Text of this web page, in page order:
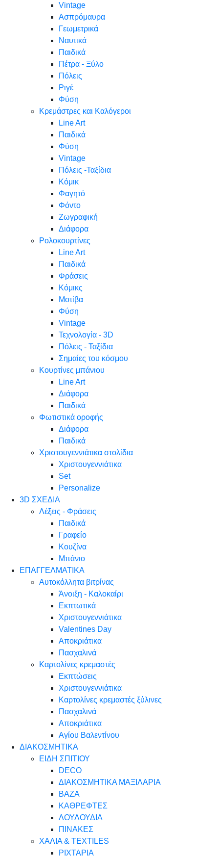
Vintage
Ασπρόμαυρα
Γεωμετρικά
Ναυτικά
Παιδικά
Πέτρα - Ξύλο
Πόλεις
Ριγέ
Φύση
Κρεμάστρες και Καλόγεροι
Line Art
Παιδικά
Φύση
Vintage
Πόλεις -Ταξίδια
Κόμικ
Φαγητό
Φόντο
Ζωγραφική
Διάφορα
Ρολοκουρτίνες
Line Art
Παιδικά
Φράσεις
Κόμικς
Μοτίβα
Φύση
Vintage
Τεχνολογία - 3D
Πόλεις - Ταξίδια
Σημαίες του κόσμου
Κουρτίνες μπάνιου
Line Art
Διάφορα
Παιδικά
Φωτιστικά οροφής
Διάφορα
Παιδικά
Χριστουγεννιάτικα στολίδια
Χριστουγεννιάτικα
Set
Personalize
3D ΣΧΕΔΙΑ
Λέξεις - Φράσεις
Παιδικά
Γραφείο
Κουζίνα
Μπάνιο
ΕΠΑΓΓΕΛΜΑΤΙΚΑ
Αυτοκόλλητα βιτρίνας
Άνοιξη - Καλοκαίρι
Εκπτωτικά
Χριστουγεννιάτικα
Valentines Day
Αποκριάτικα
Πασχαλινά
Καρτολίνες κρεμαστές
Εκπτώσεις
Χριστουγεννιάτικα
Καρτολίνες κρεμαστές ξύλινες
Πασχαλινά
Αποκριάτικα
Αγίου Βαλεντίνου
ΔΙΑΚΟΣΜΗΤΙΚΑ
ΕΙΔΗ ΣΠΙΤΙΟΥ
DECO
ΔΙΑΚΟΣΜΗΤΙΚΑ ΜΑΞΙΛΑΡΙΑ
ΒΑΖΑ
ΚΑΘΡΕΦΤΕΣ
ΛΟΥΛΟΥΔΙΑ
ΠΙΝΑΚΕΣ
ΧΑΛΙΑ & TEXTILES
ΡΙΧΤΑΡΙΑ